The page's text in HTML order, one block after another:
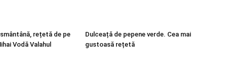
rețetă de pe
Vodă Valahul
Dulceață de pepene verde. Cea mai
gustoasă rețetă